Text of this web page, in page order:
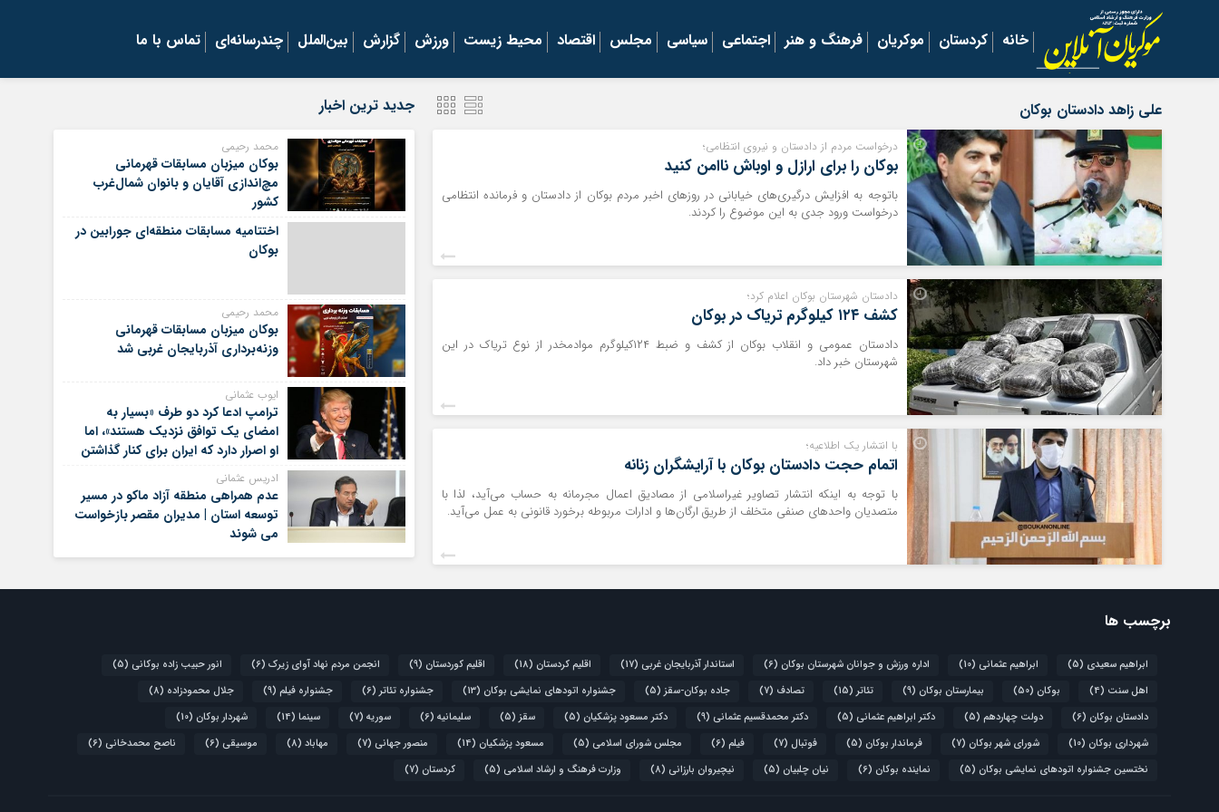
خانه کردستان موکریان فرهنگ و هنر اجتماعی سیاسی مجلس اقتصاد محیط زیست ورزش گزارش بین‌الملل چندرسانه‌ای تماس با ما
علی زاهد دادستان بوکان
درخواست مردم از دادستان و نیروی انتظامی؛
بوکان را برای ارازل و اوباش ناامن کنید
باتوجه به افزایش درگیری‌های خیابانی در روزهای اخبر مردم بوکان از دادستان و فرمانده انتظامی
درخواست ورود جدی به این موضوع را کردند.
دادستان شهرستان بوکان اعلام کرد؛
کشف ۱۲۴ کیلوگرم تریاک در بوکان
دادستان عمومی و انقلاب بوکان از کشف و ضبط ۱۲۴کیلوگرم موادمخدر از نوع تریاک در این
شهرستان خبر داد.
با انتشار یک اطلاعیه؛
اتمام حجت دادستان بوکان با آرایشگران زنانه
با توجه به اینکه انتشار تصاویر غیراسلامی از مصادیق اعمال مجرمانه به حساب می‌آید، لذا با
متصدیان واحدهای صنفی متخلف از طریق ارگان‌ها و ادارات مربوطه برخورد قانونی به عمل می‌آید.
جدید ترین اخبار
محمد رحیمی
بوکان میزبان مسابقات قهرمانی
مچ‌اندازی آقایان و بانوان شمال‌غرب
کشور
اختتامیه مسابقات منطقه‌ای جورابین در
بوکان
محمد رحیمی
بوکان میزبان مسابقات قهرمانی
وزنه‌برداری آذربایجان غربی شد
ایوب عثمانی
ترامپ ادعا کرد دو طرف «بسیار به
امضای یک توافق نزدیک هستند»، اما
او اصرار دارد که ایران برای کنار گذاشتن
برنامه‌های هسته‌ای خود گام‌های
بیشتری بردارد
ادریس عثمانی
عدم همراهی منطقه آزاد ماکو در مسیر
توسعه استان | مدیران مقصر بازخواست
می شوند
برچسب ها
ابراهیم سعیدی (5) ابراهیم عثمانی (10) اداره ورزش و جوانان شهرستان بوکان (6) استاندار آذربایجان غربی (17) اقلیم کردستان (18) اقلیم کوردستان (9) انجمن مردم نهاد آوای زیرک (6) انور حبیب زاده بوکانی (5)
اهل سنت (4) بوکان (50) بیمارستان بوکان (9) تئاتر (15) تصادف (7) جاده بوکان-سقز (5) جشنواره اتودهای نمایشی بوکان (13) جشنواره تئاتر (6) جشنواره فیلم (9) جلال محمودزاده (8)
دادستان بوکان (6) دولت چهاردهم (5) دکتر ابراهیم عثمانی (5) دکتر محمدقسیم عثمانی (9) دکتر مسعود پزشکیان (5) سقز (5) سلیمانیه (6) سوریه (7) سینما (14) شهردار بوکان (10)
شهرداری بوکان (10) شورای شهر بوکان (7) فرماندار بوکان (5) فوتبال (7) فیلم (6) مجلس شورای اسلامی (5) مسعود پزشکیان (14) منصور جهانی (7) مهاباد (8) موسیقی (6) ناصح محمدخانی (6)
نختسین جشنواره اتودهای نمایشی بوکان (5) نماینده بوکان (6) نیان چلبیان (5) نیچیروان بارزانی (8) وزارت فرهنگ و ارشاد اسلامی (5) کردستان (7)